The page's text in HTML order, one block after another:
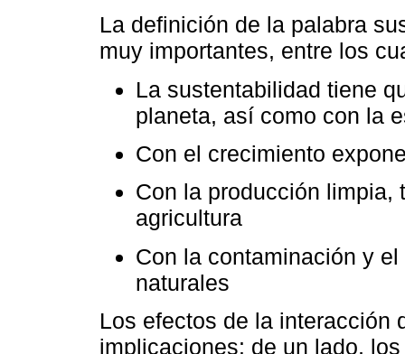
La definición de la palabra
muy importantes, entre los
La sustentabilidad tiene
planeta, así como con la
Con el crecimiento
Con la producción limpia,
agricultura
Con la contaminación y
naturales
Los efectos de la interacción
implicaciones: de un lado,